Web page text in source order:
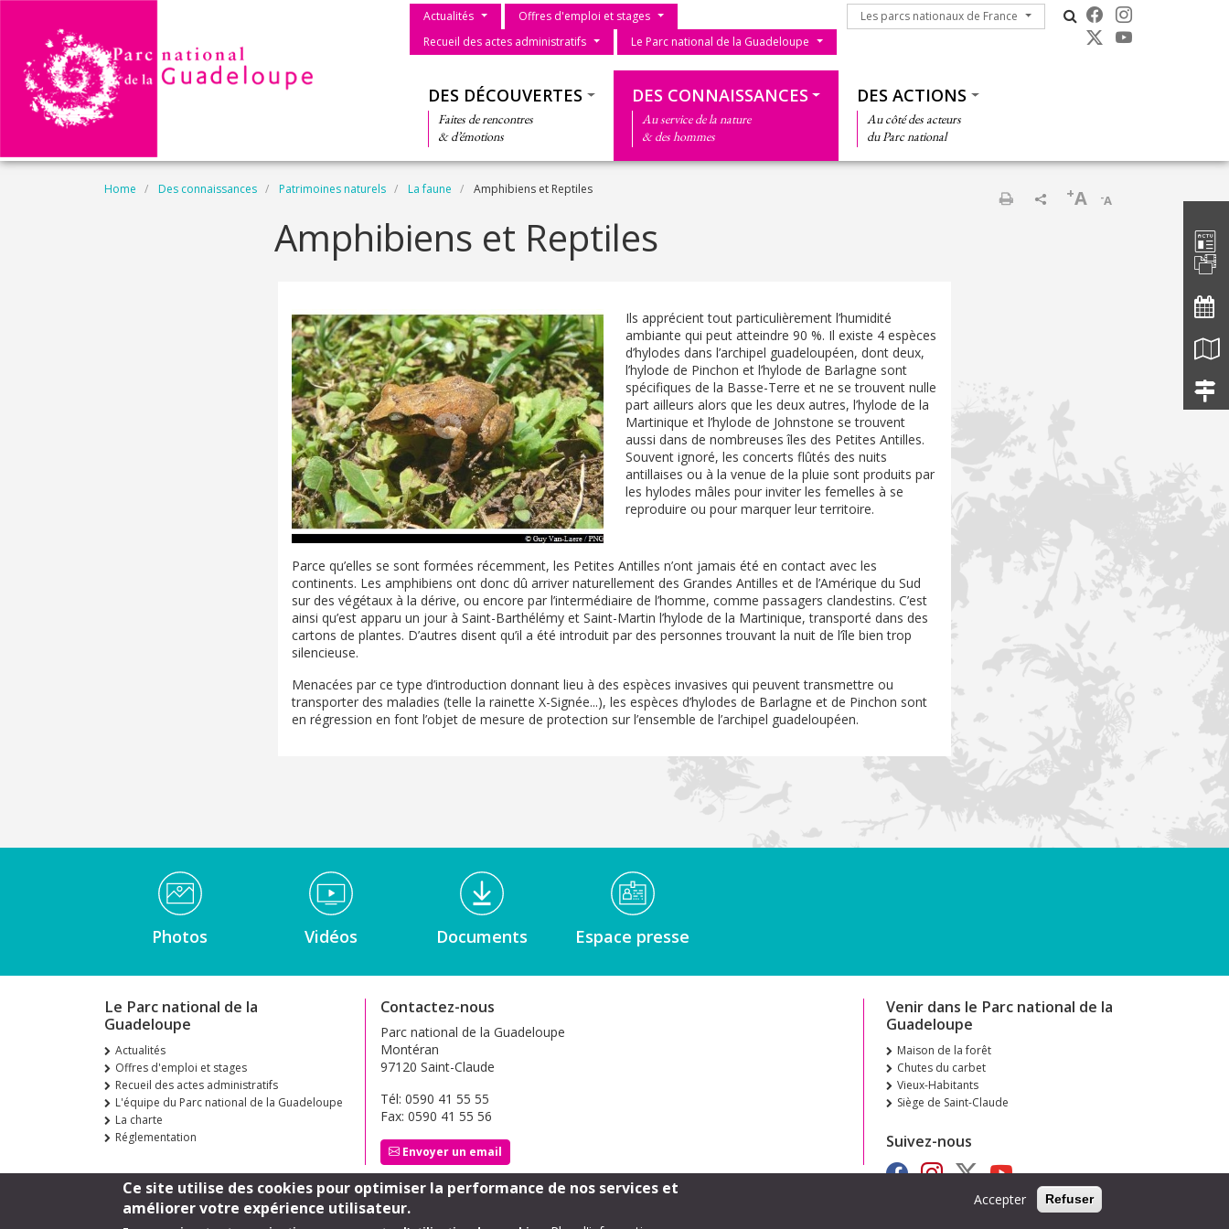
Menu du parc
Actualités
Offres d'emploi et stages
Recueil des actes administratifs
Le Parc national de la Guadeloupe
Les parcs nationaux de France
Les parcs nationaux de France
DES DÉCOUVERTES
Faites de rencontres
& d’émotions
DES CONNAISSANCES
Au service de la nature
& des hommes
DES ACTIONS
Au côté des acteurs
du Parc national
Breadcrumb
Home Des connaissances Patrimoines naturels La faune Amphibiens et Reptiles
-A
+A
Amphibiens et Reptiles
Ils apprécient tout particulièrement l’humidité
ambiante qui peut atteindre 90 %. Il existe 4 espèces
d’hylodes dans l’archipel guadeloupéen, dont deux,
l’hylode de Pinchon et l’hylode de Barlagne sont
spécifiques de la Basse-Terre et ne se trouvent nulle
part ailleurs alors que les deux autres, l’hylode de la
Martinique et l’hylode de Johnstone se trouvent
aussi dans de nombreuses îles des Petites Antilles.
Souvent ignoré, les concerts flûtés des nuits
antillaises ou à la venue de la pluie sont produits par
les hylodes mâles pour inviter les femelles à se
reproduire ou pour marquer leur territoire.
Parce qu’elles se sont formées récemment, les Petites Antilles n’ont jamais été en contact avec les
continents. Les amphibiens ont donc dû arriver naturellement des Grandes Antilles et de l’Amérique du Sud
sur des végétaux à la dérive, ou encore par l’intermédiaire de l’homme, comme passagers clandestins. C’est
ainsi qu’est apparu un jour à Saint-Barthélémy et Saint-Martin l’hylode de la Martinique, transporté dans des
cartons de plantes. D’autres disent qu’il a été introduit par des personnes trouvant la nuit de l’île bien trop
silencieuse.
Menacées par ce type d’introduction donnant lieu à des espèces invasives qui peuvent transmettre ou
transporter des maladies (telle la rainette X-Signée...), les espèces d’hylodes de Barlagne et de Pinchon sont
en régression en font l’objet de mesure de protection sur l’ensemble de l’archipel guadeloupéen.
Médiathèque Footer
Photos Vidéos Documents Espace presse
Le Parc national de la
Guadeloupe
Actualités
Offres d'emploi et stages
Recueil des actes administratifs
L'équipe du Parc national de la Guadeloupe
La charte
Réglementation
Contactez-nous
Parc national de la Guadeloupe
Montéran
97120 Saint-Claude
Tél: 0590 41 55 55
Fax: 0590 41 55 56
Envoyer un email
Venir dans le Parc national de la
Guadeloupe
Maison de la forêt
Chutes du carbet
Vieux-Habitants
Siège de Saint-Claude
Suivez-nous
Footer
Mentions légales
Ce site utilise des cookies pour optimiser la performance de nos services et
améliorer votre expérience utilisateur.
Accepter Refuser